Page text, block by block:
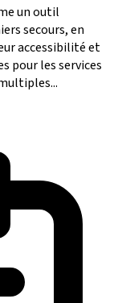
un outil
secours, en
accessibilité et
pour les services